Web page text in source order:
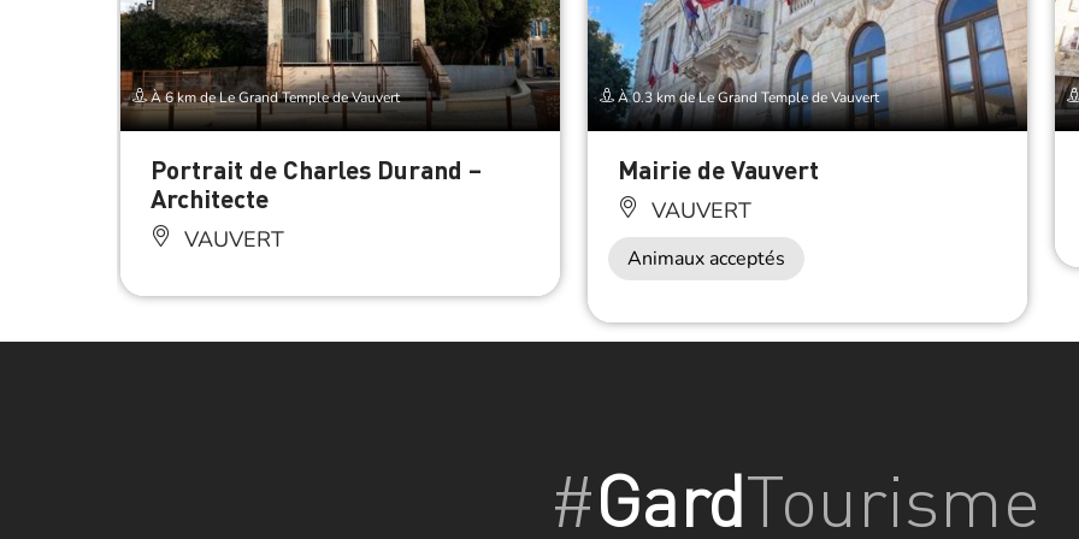
À 6 km de Le Grand Temple de Vauvert
Portrait de Charles Durand –
Architecte
VAUVERT
À 0.3 km de Le Grand Temple de Vauvert
Mairie de Vauvert
VAUVERT
Animaux acceptés
#GardTourisme